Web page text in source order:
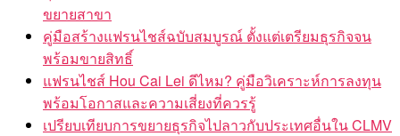
ขยายสาขา
คู่มือสร้างแฟรนไชส์ฉบับสมบูรณ์ ตั้งแต่เตรียมธุรกิจจน
พร้อมขายสิทธิ์
แฟรนไชส์ Hou Cai Lei ดีไหม? คู่มือวิเคราะห์การลงทุน
พร้อมโอกาสและความเสี่ยงที่ควรรู้
เปรียบเทียบการขยายธุรกิจไปลาวกับประเทศอื่นใน CLMV